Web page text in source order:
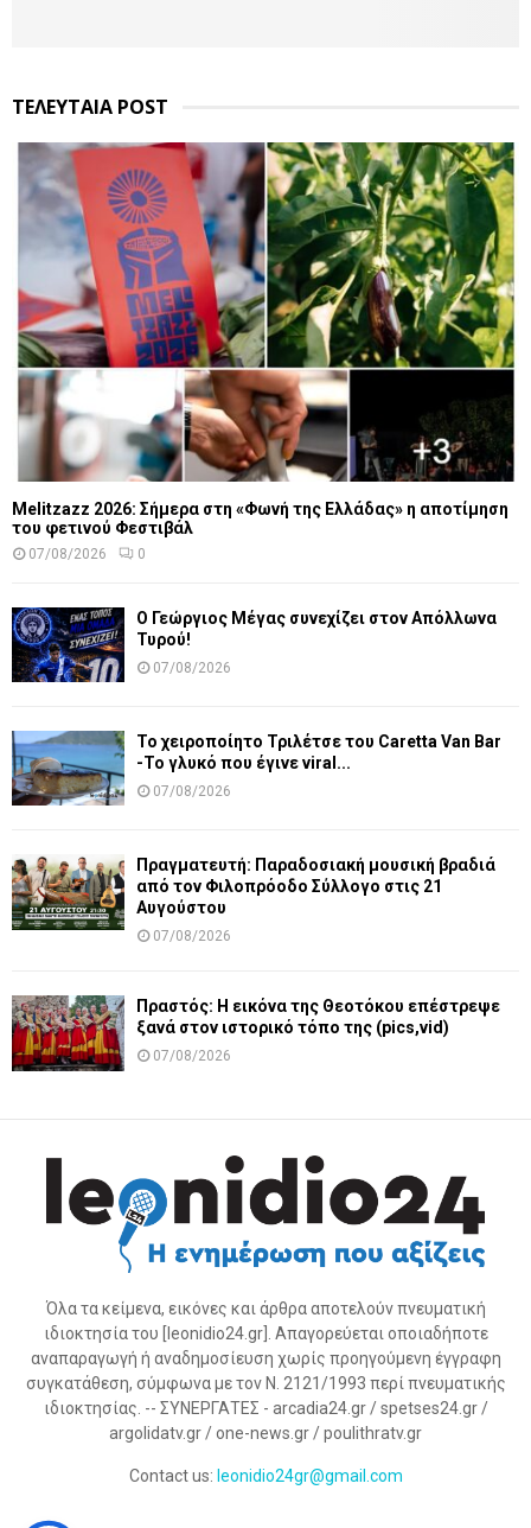
ΤΕΛΕΥΤΑΙΑ POST
Melitzazz 2026: Σήμερα στη «Φωνή της Ελλάδας» η αποτίμηση
του φετινού Φεστιβάλ
07/08/2026 0
Ο Γεώργιος Μέγας συνεχίζει στον Απόλλωνα
Τυρού!
07/08/2026
Το χειροποίητο Τριλέτσε του Caretta Van Bar
-Το γλυκό που έγινε viral...
07/08/2026
Πραγματευτή: Παραδοσιακή μουσική βραδιά
από τον Φιλοπρόοδο Σύλλογο στις 21
Αυγούστου
07/08/2026
Πραστός: Η εικόνα της Θεοτόκου επέστρεψε
ξανά στον ιστορικό τόπο της (pics,vid)
07/08/2026
Όλα τα κείμενα, εικόνες και άρθρα αποτελούν πνευματική
ιδιοκτησία του [leonidio24.gr]. Απαγορεύεται οποιαδήποτε
αναπαραγωγή ή αναδημοσίευση χωρίς προηγούμενη έγγραφη
συγκατάθεση, σύμφωνα με τον Ν. 2121/1993 περί πνευματικής
ιδιοκτησίας. -- ΣΥΝΕΡΓΑΤΕΣ - arcadia24.gr / spetses24.gr /
argolidatv.gr / one-news.gr / poulithratv.gr
Contact us: leonidio24gr@gmail.com